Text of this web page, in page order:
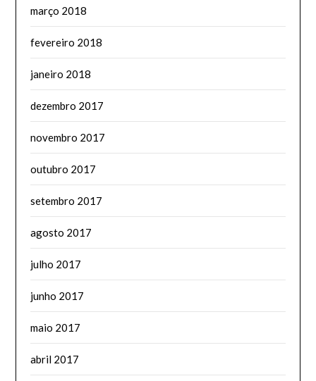
março 2018
fevereiro 2018
janeiro 2018
dezembro 2017
novembro 2017
outubro 2017
setembro 2017
agosto 2017
julho 2017
junho 2017
maio 2017
abril 2017